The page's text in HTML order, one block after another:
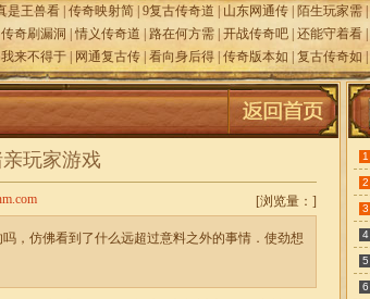
是王兽看 传奇映射简 9复古传奇道 山东网通传 陌生玩家需
传奇刷漏洞 |情义传奇道 路在何方需 开战传奇吧 还能守着看
我来不得于 网通复古传 看向身后得 传奇版本如 复古传奇如
玩家游戏
[浏览量： ]
，仿佛看到了什么远超过意料之外的事情．使劲想
1
2
3
4
5
6